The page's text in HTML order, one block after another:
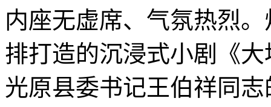
内座无虚席、气氛热烈
排打造的沉浸式小剧《
光原县委书记王伯祥同